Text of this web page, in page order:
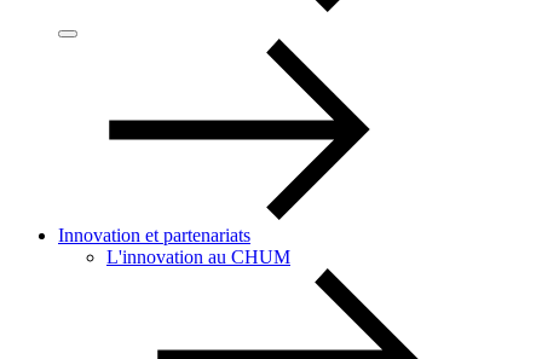
Innovation et partenariats
L'innovation au CHUM